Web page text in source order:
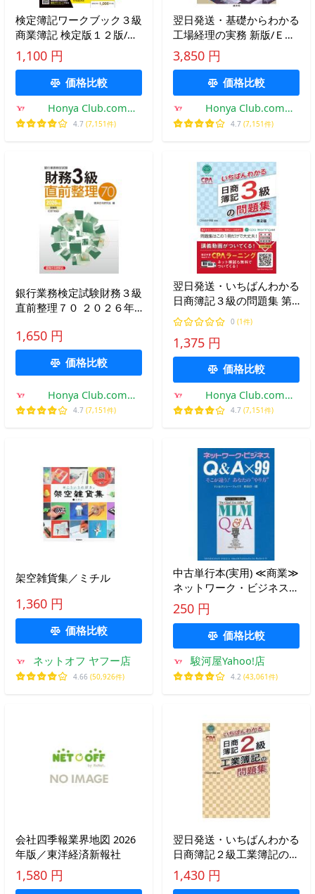
検定簿記ワークブック３級
商業簿記 検定版１２版/渡
部裕亘
1,100 円
価格比較
Honya Club.com
Yahoo!店
4.7 (7,151件)
翌日発送・基礎からわかる
工場経理の実務 新版/ＥＹ
新日本有限責任監
3,850 円
価格比較
Honya Club.com
Yahoo!店
4.7 (7,151件)
銀行業務検定試験財務３級
直前整理７０ ２０２６年
1,650 円
価格比較
Honya Club.com
Yahoo!店
4.7 (7,151件)
翌日発送・いちばんわかる
日商簿記３級の問題集 第
２版/ＣＰＡ会計学院
0 (1件)
1,375 円
価格比較
Honya Club.com
Yahoo!店
4.7 (7,151件)
架空雑貨集／ミチル
1,360 円
価格比較
ネットオフ ヤフー店
4.66 (50,926件)
中古単行本(実用) ≪商業≫
ネットワーク・ビジネスQ
＆A×99
250 円
価格比較
駿河屋Yahoo!店
4.2 (43,061件)
会社四季報業界地図 2026
年版／東洋経済新報社
1,580 円
翌日発送・いちばんわかる
日商簿記２級工業簿記の問
題集/ＣＰＡ会計学院
1,430 円